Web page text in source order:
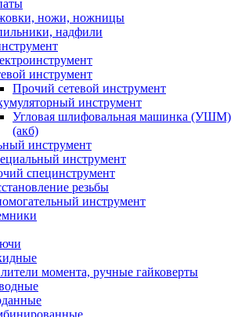
ножи, ножницы
надфили
инструмент
Прочий сетевой инструмент
инструмент
Угловая шлифовальная машинка (УШМ)
(акб)
инструмент
инструмент
специнструмент
резьбы
инструмент
момента, ручные гайковерты